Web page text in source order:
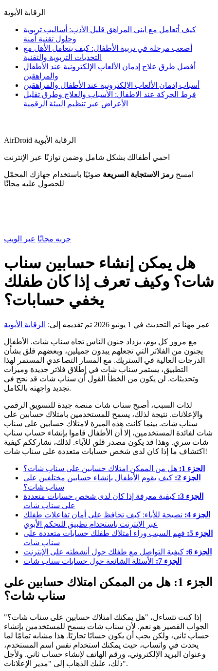
الرقابة الأبوية
كيف أتعامل مع ابني المراهق قليل الأدب: أساليب تربوية
وحلول تقنية آمنة
أصعب مرحلة في تربية الأطفال: كيف يتعامل الأهل مع
التحديات التربوية والتقنية
أفضل طرق علاج إدمان الألعاب الإلكترونية عند الأطفال
والمراهقين
أسباب إدمان الألعاب الإلكترونية عند الأطفال والمراهقين
فرط الحركة عند الاطفال: الأسباب والعلاج وطرق تقليل
الأعراض عبر تنظيم البيئة الرقمية
AirDroid الرقابة الأبوية
احمي أطفالك بشكل شامل وضمن توازنًا عبر الإنترنت
امسح رمز الاستجابة السريعة ضوئيًا باستخدام جهازك المحمّل
للحصول عليه مجانًا
جربه مجانًا عبر الويب
هل يمكن إنشاء حسابين سناب
شات؟ وكيف تعرف إذا كان طفلك
يخفي حسابات؟
عمر مهنا تم التحديث في 1 يونيو 2026 تم تقديمه إلى: الرقابة الأبوية
مع مرور كل يوم، يزداد جنون الناس تجاه سناب شات. الأطفال
يجنون من الفلاتر التي تجعلهم يبدون جميلين، وبعضهم قلق بشأن
الدرجات العالية في الستريك. مع المسار التصاعدي المستمر لهذا
التطبيق، يستمر سناب شات في إطلاق فلاتر جديدة وميزات
وتحديثات. لن يكون من الخطأ القول أن سناب شات قد نجح في
تجديد واجهته بالكامل.
لذات السبب، أصبح سناب شات منصة جيدة للتسويق الرقمي
والإعلانات. نتيجة لذلك، يسمح للمستخدمين بامتلاك حسابين على
سناب شات. بينما كانت هذه الميزة لامتلاك حسابين على سناب
شات لفائدة المستخدمين، إلا أن الأطفال قاموا بإنشاء حساب سناب
شات سري. وهذا قد يكون مصدر قلق للآباء. لذلك، نشارككم كيفية
اكتشاف ما إذا كان لدى شخص حسابات متعددة على سناب شات!
الجزء 1:
هل من الممكن امتلاك حسابين على سناب شات؟
الجزء 2:
كيف يقوم الأطفال بإنشاء حسابين مختلفين على
سناب شات؟
الجزء 3:
كيفية معرفة إذا كان لدى شخص حسابات متعددة
على سناب شات
الجزء 4:
نصيحة للأباء: كيف تحافظ على أمان تفاعلات طفلك
عبر الإنترنت باستخدام تطبيق للتحكم الأبوي
الجزء 5:
فهم السبب وراء امتلاك طفلك حسابات متعددة على
سناب شات
الجزء 6:
كيفية التواصل مع طفلك حول أنشطته على الإنترنت
الجزء 7:
الأسئلة الشائعة حول حسابات سناب شات
الجزء 1: هل من الممكن امتلاك حسابين على
سناب شات؟
إذا كنت تتساءل، "هل يمكنك امتلاك حسابين على سناب شات؟"
الجواب القصير هو نعم. لأن سناب شات يسمح للمستخدمين بإنشاء
حساب ثاني، ولكن يجب أن يكون حسابًا تجاريًا. هذا مشابه تمامًا لما
يحدث في واتساب، حيث يمكنك استخدام نفس اسم المستخدم،
وعنوان البريد الإلكتروني، ورقم الهاتف لإنشاء حساب ثاني. ولأجل
ذلك، عليك الذهاب إلى "مدير الإعلانات".